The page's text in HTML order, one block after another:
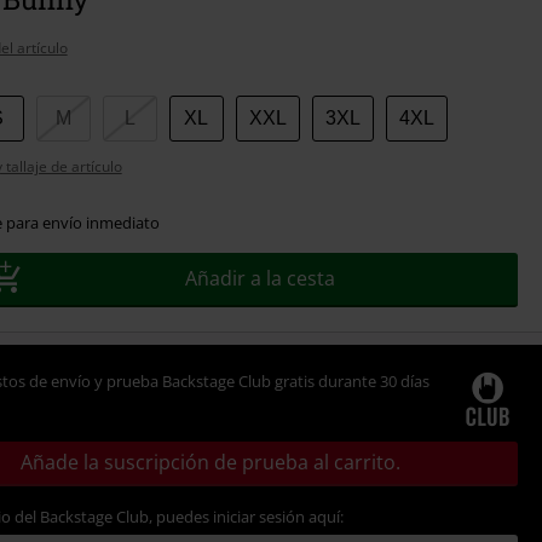
artículo
M XL XXL 3XL 4XL
tallaje de artículo
para envío inmediato
Añadir a la cesta
de envío y prueba Backstage Club gratis durante 30 días
Añade la suscripción de prueba al carrito.
del Backstage Club, puedes iniciar sesión aquí: